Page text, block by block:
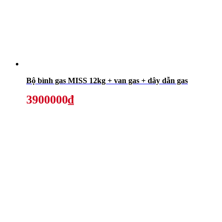
Bộ bình gas MISS 12kg + van gas + dây dẫn gas
3900000₫